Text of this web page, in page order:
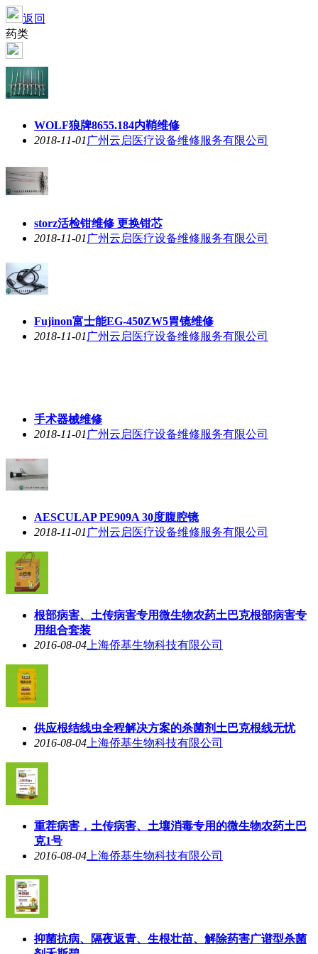
返回
药类
WOLF狼牌8655.184内鞘维修
2018-11-01 广州云启医疗设备维修服务有限公司
storz活检钳维修 更换钳芯
2018-11-01 广州云启医疗设备维修服务有限公司
Fujinon富士能EG-450ZW5胃镜维修
2018-11-01 广州云启医疗设备维修服务有限公司
手术器械维修
2018-11-01 广州云启医疗设备维修服务有限公司
AESCULAP PE909A 30度腹腔镜
2018-11-01 广州云启医疗设备维修服务有限公司
根部病害、土传病害专用微生物农药土巴克根部病害专
用组合套装
2016-08-04 上海侨基生物科技有限公司
供应根结线虫全程解决方案的杀菌剂土巴克根线无忧
2016-08-04 上海侨基生物科技有限公司
重茬病害，土传病害、土壤消毒专用的微生物农药土巴
克1号
2016-08-04 上海侨基生物科技有限公司
抑菌抗病、隔夜返青、生根壮苗、解除药害广谱型杀菌